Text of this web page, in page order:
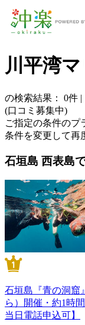
川平湾
の検索結果： 0件 |
(口コミ募集中)
ご指定の条件のプ
条件を変更して再
石垣島 西表島
石垣島『青の洞窟
ら）開催・約1時
当日電話申込可】